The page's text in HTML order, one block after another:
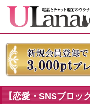
【恋愛・SNSブロッ